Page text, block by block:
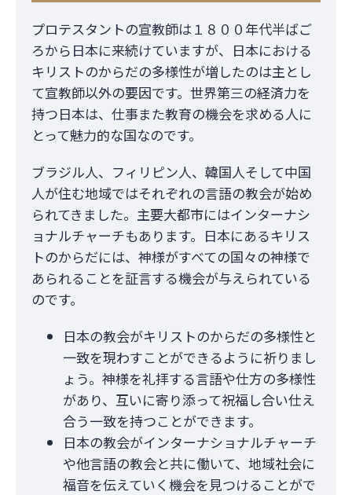
プロテスタントの宣教師は１８００年代半ばご
ろから日本に来続けていますが、日本における
キリストのからだの多様性が増したのは主とし
て宣教師以外の要因です。世界第三の経済力を
持つ日本は、仕事また教育の機会を求める人に
とって魅力的な国なのです。
ブラジル人、フィリピン人、韓国人そして中国
人が住む地域ではそれぞれの言語の教会が始め
られてきました。主要大都市にはインターナシ
ョナルチャーチもあります。日本にあるキリス
トのからだには、神様がすべての国々の神様で
あられることを証言する機会が与えられている
のです。
日本の教会がキリストのからだの多様性と
一致を現わすことができるように祈りまし
ょう。神様を礼拝する言語や仕方の多様性
があり、互いに寄り添って祝福し合い仕え
合う一致を持つことができます。
日本の教会がインターナショナルチャーチ
や他言語の教会と共に働いて、地域社会に
福音を伝えていく機会を見つけることがで